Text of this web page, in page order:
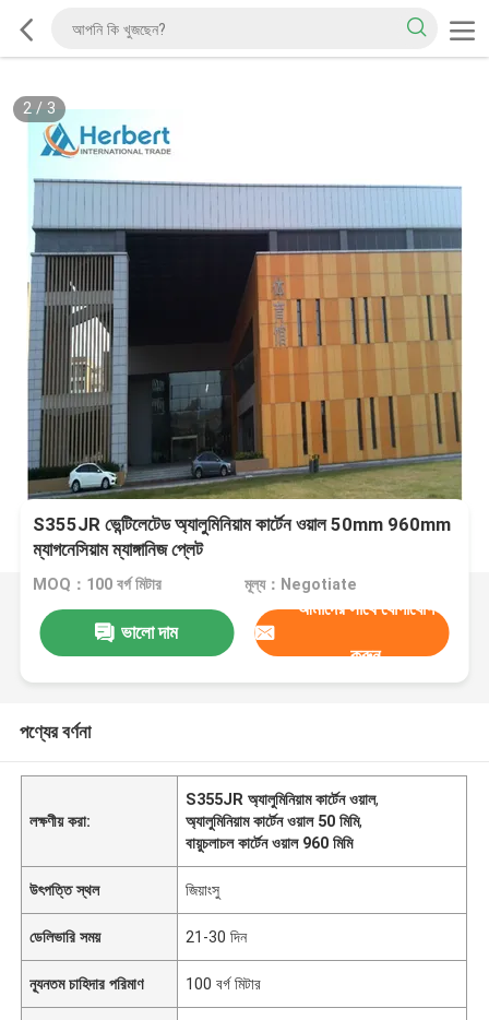
2/3
S355JR ভেন্টিলেটেড অ্যালুমিনিয়াম কার্টেন ওয়াল 50mm 960mm
ম্যাগনেসিয়াম ম্যাঙ্গানিজ প্লেট
MOQ：100 বর্গ মিটার মূল্য：Negotiate
ভালো দাম
আমাদের সাথে যোগাযোগ
করুন
পণ্যের বর্ণনা
লক্ষণীয় করা:
S355JR অ্যালুমিনিয়াম কার্টেন ওয়াল,
অ্যালুমিনিয়াম কার্টেন ওয়াল 50 মিমি,
বায়ুচলাচল কার্টেন ওয়াল 960 মিমি
উৎপত্তি স্থল জিয়াংসু
ডেলিভারি সময় 21-30 দিন
ন্যূনতম চাহিদার পরিমাণ 100 বর্গ মিটার